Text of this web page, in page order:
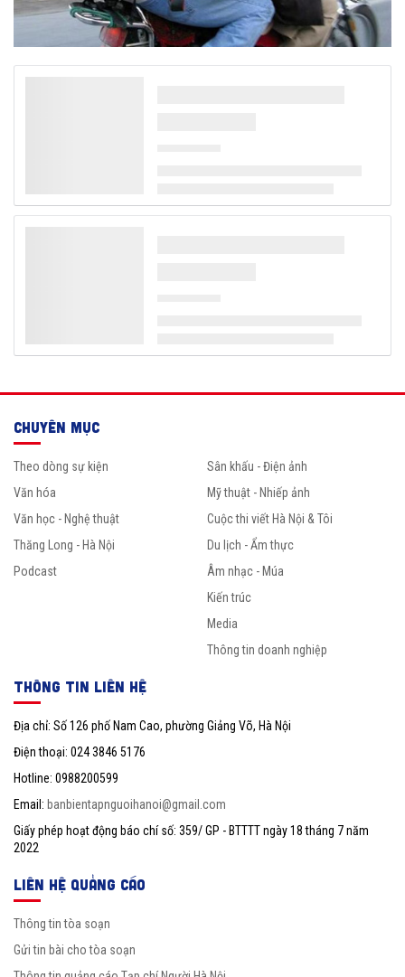
CHUYÊN MỤC
Theo dòng sự kiện
Văn hóa
Văn học - Nghệ thuật
Thăng Long - Hà Nội
Podcast
Sân khấu - Điện ảnh
Mỹ thuật - Nhiếp ảnh
Cuộc thi viết Hà Nội & Tôi
Du lịch - Ẩm thực
Âm nhạc - Múa
Kiến trúc
Media
Thông tin doanh nghiệp
THÔNG TIN LIÊN HỆ
Địa chỉ: Số 126 phố Nam Cao, phường Giảng Võ, Hà Nội
Điện thoại: 024 3846 5176
Hotline: 0988200599
Email: banbientapnguoihanoi@gmail.com
Giấy phép hoạt động báo chí số: 359/ GP - BTTTT ngày 18 tháng 7 năm
2022
LIÊN HỆ QUẢNG CÁO
Thông tin tòa soạn
Gửi tin bài cho tòa soạn